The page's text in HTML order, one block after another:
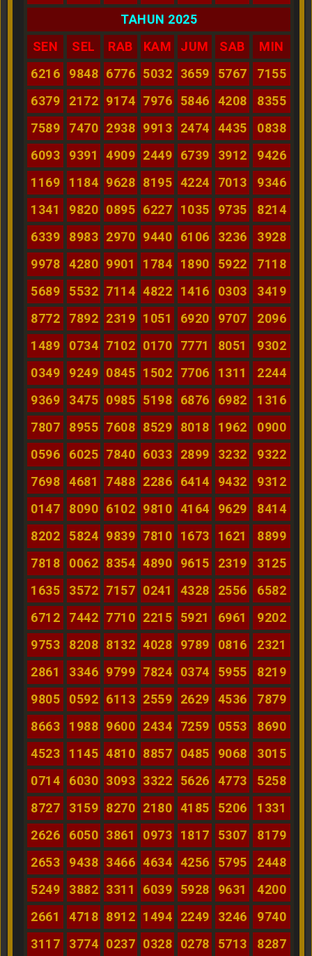
TAHUN 2025
SEN
SEL RAB KAM JUM SAB
MIN
6216
9848 6776 5032 3659 5767
7155
6379
2172 9174 7976 5846 4208
8355
7589
7470 2938 9913 2474 4435
0838
6093
9391 4909 2449 6739 3912
9426
1169
1184 9628 8195 4224 7013
9346
1341
9820 0895 6227 1035 9735
8214
6339
8983 2970 9440 6106 3236
3928
9978
4280 9901 1784 1890 5922
7118
5689
5532 7114 4822 1416 0303
3419
8772
7892 2319 1051 6920 9707
2096
1489
0734 7102 0170 7771 8051
9302
0349
9249 0845 1502 7706 1311
2244
9369
3475 0985 5198 6876 6982
1316
7807
8955 7608 8529 8018 1962
0900
0596
6025 7840 6033 2899 3232
9322
7698
4681 7488 2286 6414 9432
9312
0147
8090 6102 9810 4164 9629
8414
8202
5824 9839 7810 1673 1621
8899
7818
0062 8354 4890 9615 2319
3125
1635
3572 7157 0241 4328 2556
6582
6712
7442 7710 2215 5921 6961
9202
9753
8208 8132 4028 9789 0816
2321
2861
3346 9799 7824 0374 5955
8219
9805
0592 6113 2559 2629 4536
7879
8663
1988 9600 2434 7259 0553
8690
4523
1145 4810 8857 0485 9068
3015
0714
6030 3093 3322 5626 4773
5258
8727
3159 8270 2180 4185 5206
1331
2626
6050 3861 0973 1817 5307
8179
2653
9438 3466 4634 4256 5795
2448
5249
3882 3311 6039 5928 9631
4200
2661
4718 8912 1494 2249 3246
9740
3117
3774 0237 0328 0278 5713 8287